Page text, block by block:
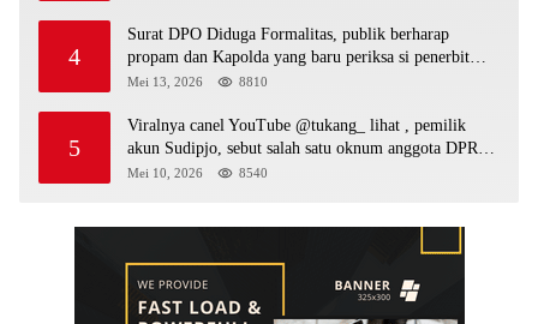
4
Surat DPO Diduga Formalitas, publik berharap
propam dan Kapolda yang baru periksa si penerbit
surat serta Aph diduga lepaskan DPO
Mei 13, 2026 8810
5
Viralnya canel YouTube @tukang_ lihat , pemilik
akun Sudipjo, sebut salah satu oknum anggota DPRD
mempawah terlibat sebagai cukong peti Kapolda yang
Mei 10, 2026 8540